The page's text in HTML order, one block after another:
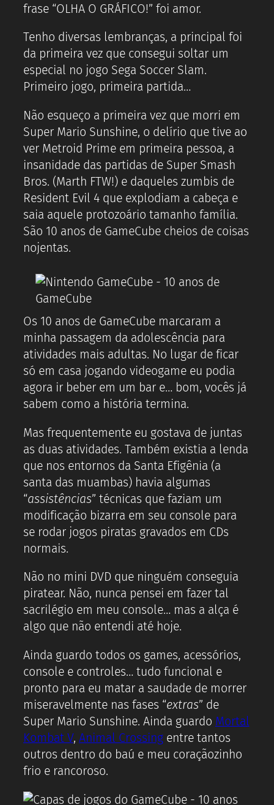
frase “OLHA O GRÁFICO!” foi amor.
Tenho diversas lembranças, a principal foi
da primeira vez que consegui soltar um
especial no jogo Sega Soccer Slam.
Primeiro jogo, primeira partida…
Não esqueço a primeira vez que morri em
Super Mario Sunshine, o delírio que tive ao
ver Metroid Prime em primeira pessoa, a
insanidade das partidas de Super Smash
Bros. (Marth FTW!) e daqueles zumbis de
Resident Evil 4 que explodiam a cabeça e
saia aquele protozoário tamanho família.
São 10 anos de GameCube cheios de coisas
nojentas.
Os 10 anos de GameCube marcaram a
minha passagem da adolescência para
atividades mais adultas. No lugar de ficar
só em casa jogando videogame eu podia
agora ir beber em um bar e… bom, vocês já
sabem como a história termina.
Mas frequentemente eu gostava de juntas
as duas atividades. Também existia a lenda
que nos entornos da Santa Efigênia (a
santa das muambas) havia algumas
“assistências” técnicas que faziam um
modificação bizarra em seu console para
se rodar jogos piratas gravados em CDs
normais.
Não no mini DVD que ninguém conseguia
piratear. Não, nunca pensei em fazer tal
sacrilégio em meu console… mas a alça é
algo que não entendi até hoje.
Ainda guardo todos os games, acessórios,
console e controles… tudo funcional e
pronto para eu matar a saudade de morrer
miseravelmente nas fases “extras” de
Super Mario Sunshine. Ainda guardo Mortal
Kombat V, Animal Crossingentre tantos
outros dentro do baú e meu coraçãozinho
frio e rancoroso.